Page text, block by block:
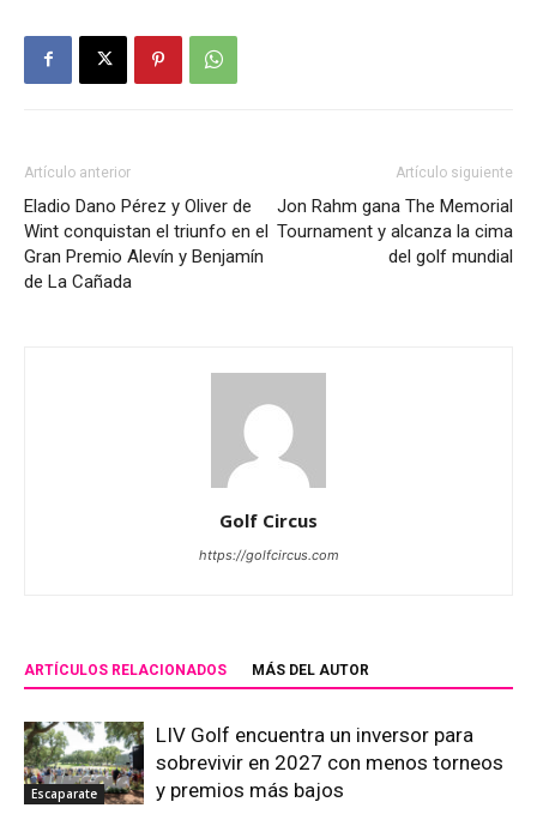
Artículo anterior
Eladio Dano Pérez y Oliver de
Wint conquistan el triunfo en el
Gran Premio Alevín y Benjamín
de La Cañada
Artículo siguiente
Jon Rahm gana The Memorial
Tournament y alcanza la cima
del golf mundial
Golf Circus
https://golfcircus.com
ARTÍCULOS RELACIONADOS MÁS DEL AUTOR
Escaparate
LIV Golf encuentra un inversor para
sobrevivir en 2027 con menos torneos
y premios más bajos